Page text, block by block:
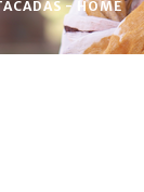
- HOME